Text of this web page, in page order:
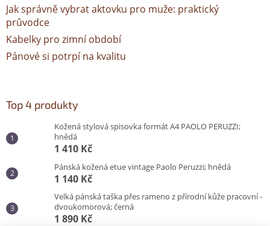
Jak správně vybrat aktovku pro muže: praktický
průvodce
Kabelky pro zimní období
Pánové si potrpí na kvalitu
Top 4 produkty
Kožená stylová spisovka formát A4 PAOLO PERUZZI;
hnědá
1 410 Kč
Pánská kožená etue vintage Paolo Peruzzi; hnědá
1 140 Kč
Velká pánská taška přes rameno z přírodní kůže pracovní -
dvoukomorová; černá
1 890 Kč